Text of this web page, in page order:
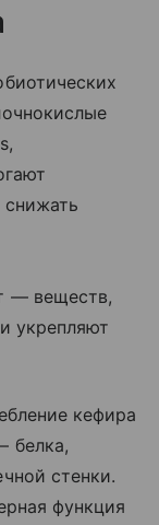
— веществ,
укрепляют
кефира
белка,
стенки.
функция